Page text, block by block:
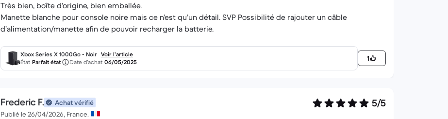
Très bien, boîte d’origine, bien emballée.
Manette blanche pour console noire mais ce n’est qu’un détail. SVP Possibilité de rajouter un câble
d’alimentation/manette afin de pouvoir recharger la batterie.
Xbox Series X 1000Go - Noir Voir l’article
État Parfait état Date d’achat 06/05/2025 1
Frederic F.
Achat vérifié
Publié le 26/04/2026, France.
5/5